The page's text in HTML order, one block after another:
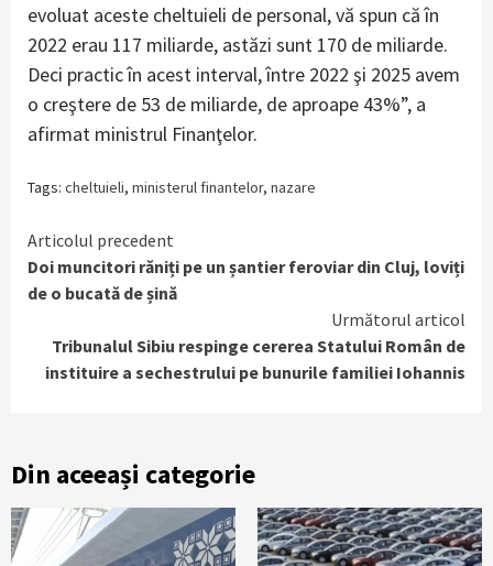
evoluat aceste cheltuieli de personal, vă spun că în
2022 erau 117 miliarde, astăzi sunt 170 de miliarde.
Deci practic în acest interval, între 2022 şi 2025 avem
o creştere de 53 de miliarde, de aproape 43%”, a
afirmat ministrul Finanţelor.
Tags: cheltuieli, ministerul finantelor, nazare
Continue
Reading
Articolul precedent
Doi muncitori răniți pe un șantier feroviar din Cluj, loviți
de o bucată de șină
Următorul articol
Tribunalul Sibiu respinge cererea Statului Român de
instituire a sechestrului pe bunurile familiei Iohannis
Din aceeași categorie